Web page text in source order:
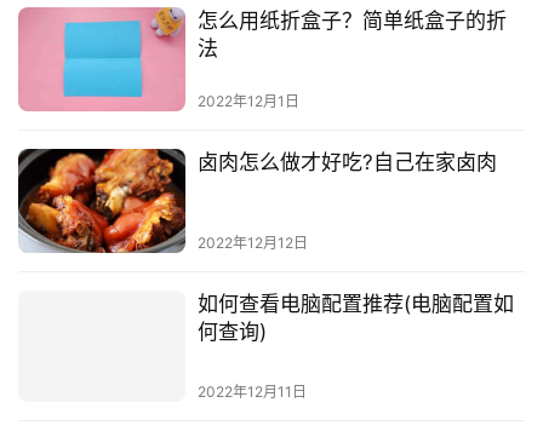
呼和浩特、郑州、西安、兰州、西宁、怎么用纸折盒子？简单纸盒子的折
法
2022年12月1日
卤肉怎么做才好吃?自己在家卤肉
2022年12月12日
如何查看电脑配置推荐(电脑配置如
何查询)
2022年12月11日